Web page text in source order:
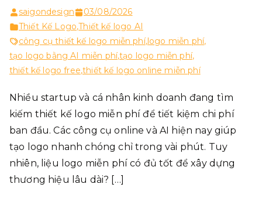
saigondesign
03/08/2026
Thiết Kế Logo,Thiết kế logo AI
công cụ thiết kế logo miễn phí,logo miễn phí,
tạo logo bằng AI miễn phí,tạo logo miễn phí,
thiết kế logo free,thiết kế logo online miễn phí
Nhiều startup và cá nhân kinh doanh đang tìm
kiếm thiết kế logo miễn phí để tiết kiệm chi phí
ban đầu. Các công cụ online và AI hiện nay giúp
tạo logo nhanh chóng chỉ trong vài phút. Tuy
nhiên, liệu logo miễn phí có đủ tốt để xây dựng
thương hiệu lâu dài? […]